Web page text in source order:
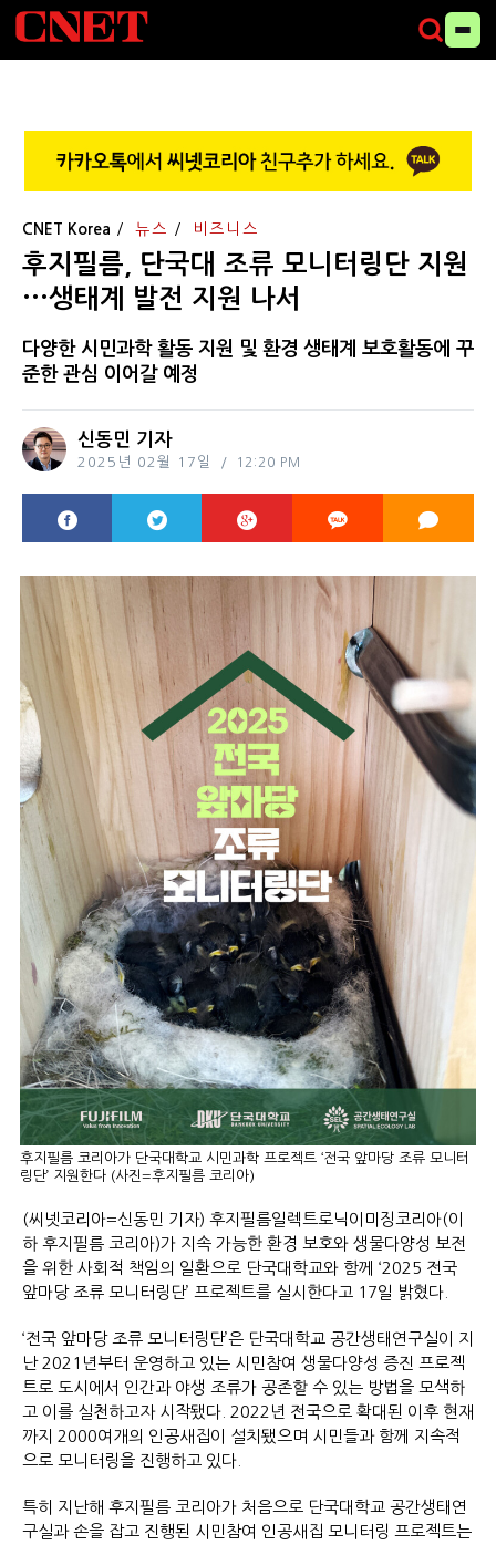
CNET Korea 뉴스 비즈니스
후지필름, 단국대 조류 모니터링단 지원
···생태계 발전 지원 나서
다양한 시민과학 활동 지원 및 환경 생태계 보호활동에 꾸
준한 관심 이어갈 예정
신동민 기자
2025년 02월 17일 12:20 PM
후지필름 코리아가 단국대학교 시민과학 프로젝트 ‘전국 앞마당 조류 모니터
링단’ 지원한다 (사진=후지필름 코리아)
(씨넷코리아=신동민 기자) 후지필름일렉트로닉이미징코리아(이
하 후지필름 코리아)가 지속 가능한 환경 보호와 생물다양성 보전
을 위한 사회적 책임의 일환으로 단국대학교와 함께 ‘2025 전국
앞마당 조류 모니터링단’ 프로젝트를 실시한다고 17일 밝혔다.
‘전국 앞마당 조류 모니터링단’은 단국대학교 공간생태연구실이 지
난 2021년부터 운영하고 있는 시민참여 생물다양성 증진 프로젝
트로 도시에서 인간과 야생 조류가 공존할 수 있는 방법을 모색하
고 이를 실천하고자 시작됐다. 2022년 전국으로 확대된 이후 현재
까지 2000여개의 인공새집이 설치됐으며 시민들과 함께 지속적
으로 모니터링을 진행하고 있다.
특히 지난해 후지필름 코리아가 처음으로 단국대학교 공간생태연
구실과 손을 잡고 진행된 시민참여 인공새집 모니터링 프로젝트는